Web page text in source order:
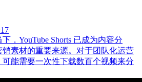
，YouTube Shorts 已成为内容分
素材的重要来源。对于团队化运营
能需要一次性下载数百个视频来分